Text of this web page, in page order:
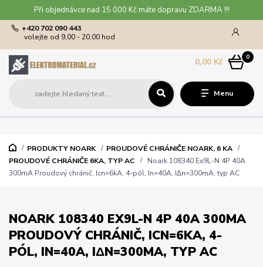
Při objednávce nad 15 000 Kč máte dopravu ZDARMA !!!
Menu
+420 702 090 443
volejte od 9,00 - 20,00 hod
0
0,00 Kč
PRODUKTY NOARK
PROUDOVÉ CHRÁNIČE NOARK, 6 KA
PROUDOVÉ CHRÁNIČE 6KA, TYP AC
Noark 108340 Ex9L-N 4P 40A
300mA Proudový chránič, Icn=6kA, 4-pól, In=40A, IΔn=300mA, typ AC
NOARK 108340 EX9L-N 4P 40A 300MA
PROUDOVÝ CHRÁNIČ, ICN=6KA, 4-
PÓL, IN=40A, IΔN=300MA, TYP AC